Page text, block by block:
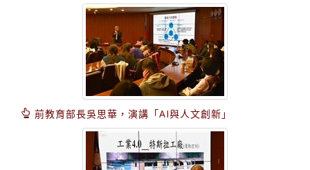
前教育部長吳思華，演講「AI與人文創新」